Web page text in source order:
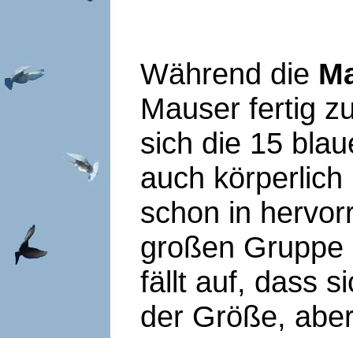
Während die
Mauser fertig
sich die 15
auch
schon in
großen
fällt auf, dass
der Größe,